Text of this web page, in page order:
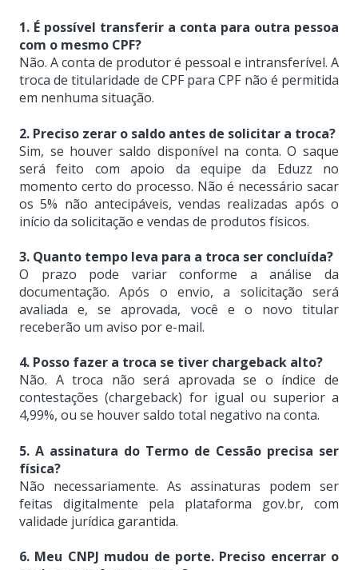
1. É possível transferir a conta para outra pessoa
com o mesmo CPF?
Não. A conta de produtor é pessoal e intransferível. A
troca de titularidade de CPF para CPF não é permitida
em nenhuma situação.
2. Preciso zerar o saldo antes de solicitar a troca?
Sim, se houver saldo disponível na conta. O saque
será feito com apoio da equipe da Eduzz no
momento certo do processo. Não é necessário sacar
os 5% não antecipáveis, vendas realizadas após o
início da solicitação e vendas de produtos físicos.
3. Quanto tempo leva para a troca ser concluída?
O prazo pode variar conforme a análise da
documentação. Após o envio, a solicitação será
avaliada e, se aprovada, você e o novo titular
receberão um aviso por e-mail.
4. Posso fazer a troca se tiver chargeback alto?
Não. A troca não será aprovada se o índice de
contestações (chargeback) for igual ou superior a
4,99%, ou se houver saldo total negativo na conta.
5. A assinatura do Termo de Cessão precisa ser
física?
Não necessariamente. As assinaturas podem ser
feitas digitalmente pela plataforma gov.br, com
validade jurídica garantida.
6. Meu CNPJ mudou de porte. Preciso encerrar o